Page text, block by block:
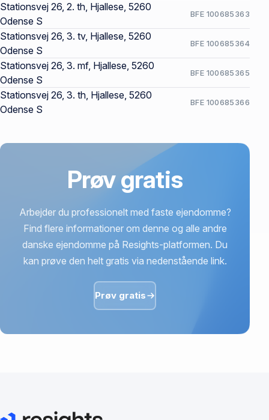
Stationsvej 26, 2. th, Hjallese, 5260
Odense S
BFE 100685363
Stationsvej 26, 3. tv, Hjallese, 5260
Odense S
BFE 100685364
Stationsvej 26, 3. mf, Hjallese, 5260
Odense S
BFE 100685365
Stationsvej 26, 3. th, Hjallese, 5260
Odense S
BFE 100685366
Prøv gratis
Arbejder du professionelt med faste ejendomme?
Find flere informationer om denne og alle andre
danske ejendomme på Resights-platformen. Du
kan prøve den helt gratis via nedenstående link.
Prøv gratis